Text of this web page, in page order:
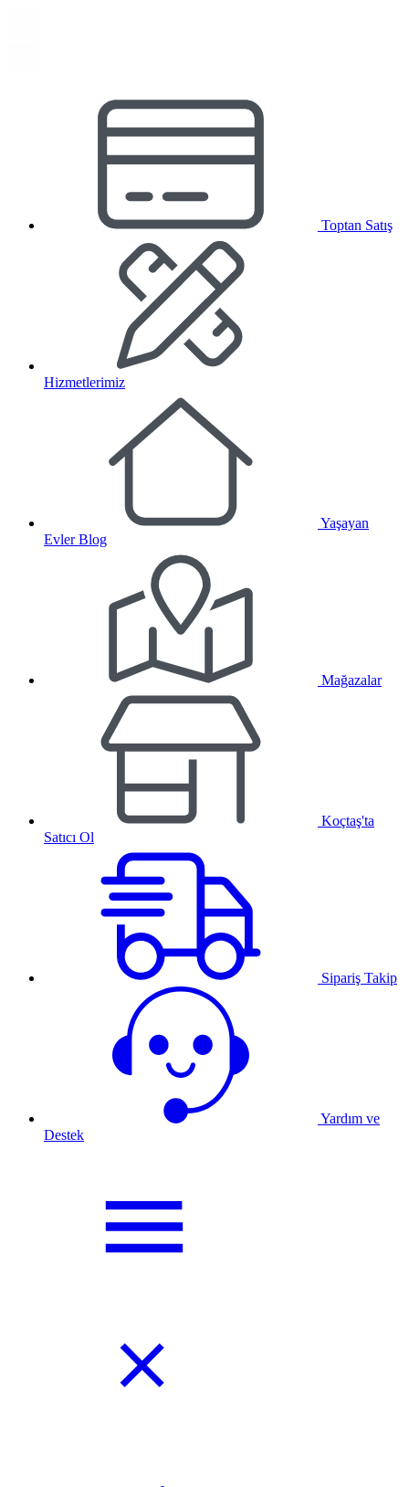
Toptan Satış
Hizmetlerimiz
Yaşayan
Evler Blog
Mağazalar
Koçtaş'ta
Satıcı Ol
Sipariş Takip
Yardım ve
Destek